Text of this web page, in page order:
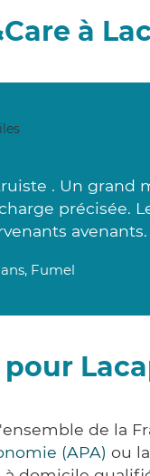
à
. Un grand
précisée.
avenants.
Fumel
de la
(APA) ou la